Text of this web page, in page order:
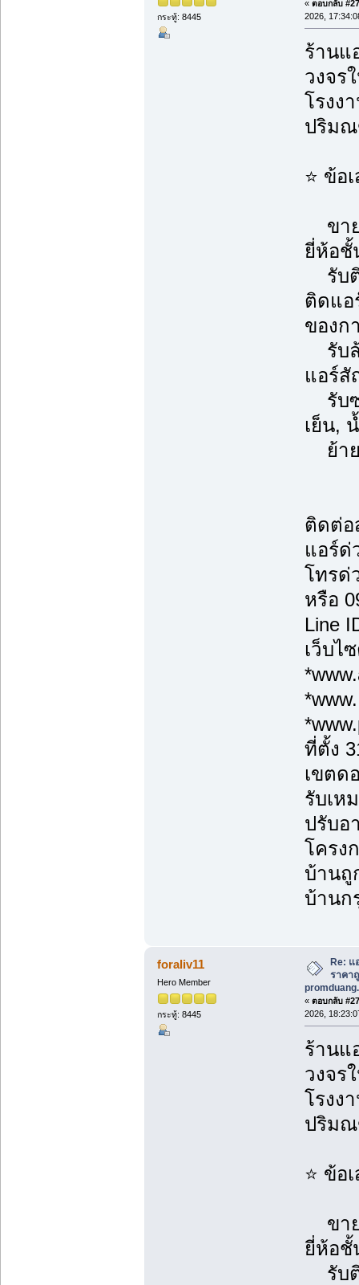
กระทู้: 8445
« ตอบกลับ
2026,
ร้านแ
วงจร
โรงง
ปริม
⭐ ข้อ
ขาย
ยี่ห้อชั้
รับติ
ติดแอ
ของก
รับล้
แอร์สั
รับซ่
เย็น,
ย้าย
ติดต่อ
แอร์ด่
โทรด่
หรือ
Line
เว็บไ
ที่ตั้ง
เขตด
รับเห
ปรับอ
โครง
บ้านถู
บ้านก
foraliv11
Hero Member
กระทู้: 8445
Re:
ราคา
« ตอบกลับ
2026,
ร้านแ
วงจร
โรงง
ปริม
⭐ ข้อ
ขาย
ยี่ห้อชั้
รับติ